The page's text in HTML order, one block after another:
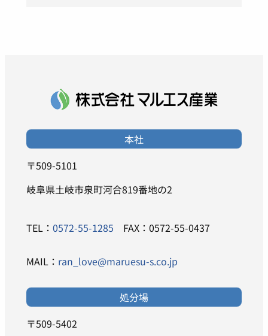
本社
〒509-5101
岐阜県土岐市泉町河合819番地の2
TEL： 0572-55-1285 FAX：0572-55-0437
MAIL： ran_love@maruesu-s.co.jp
処分場
〒509-5402